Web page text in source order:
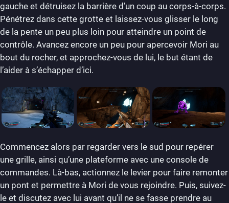
gauche et détruisez la barrière d’un coup au corps-à-corps.
Pénétrez dans cette grotte et laissez-vous glisser le long
de la pente un peu plus loin pour atteindre un point de
contrôle. Avancez encore un peu pour apercevoir Mori au
bout du rocher, et approchez-vous de lui, le but étant de
l’aider à s’échapper d’ici.
Commencez alors par regarder vers le sud pour repérer
une grille, ainsi qu’une plateforme avec une console de
commandes. Là-bas, actionnez le levier pour faire remonter
un pont et permettre à Mori de vous rejoindre. Puis, suivez-
le et discutez avec lui avant qu’il ne se fasse prendre au